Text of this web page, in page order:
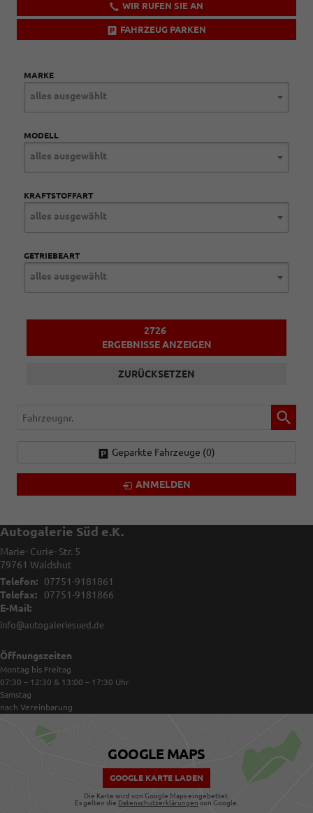
WIR RUFEN SIE AN
FAHRZEUG PARKEN
MARKE
alles ausgewählt
MODELL
alles ausgewählt
KRAFTSTOFFART
alles ausgewählt
GETRIEBEART
alles ausgewählt
2726
ERGEBNISSE ANZEIGEN
ZURÜCKSETZEN
Fahrzeugnr.
Geparkte Fahrzeuge (0)
ANMELDEN
Autogalerie Süd e.K.
Marie- Curie- Str. 5
79761 Waldshut
Telefon:
07751-9181861
Telefax:
07751-9181866
E-Mail:
info@autogaleriesued.de
Öffnungszeiten
Montag bis Freitag
07:30 – 12:30 & 13:00 – 17:30 Uhr
Samstag
nach Vereinbarung
GOOGLE MAPS
GOOGLE KARTE LADEN
Die Karte wird von Google Maps eingebettet.
Es gelten die Datenschutzerklärungen von Google.